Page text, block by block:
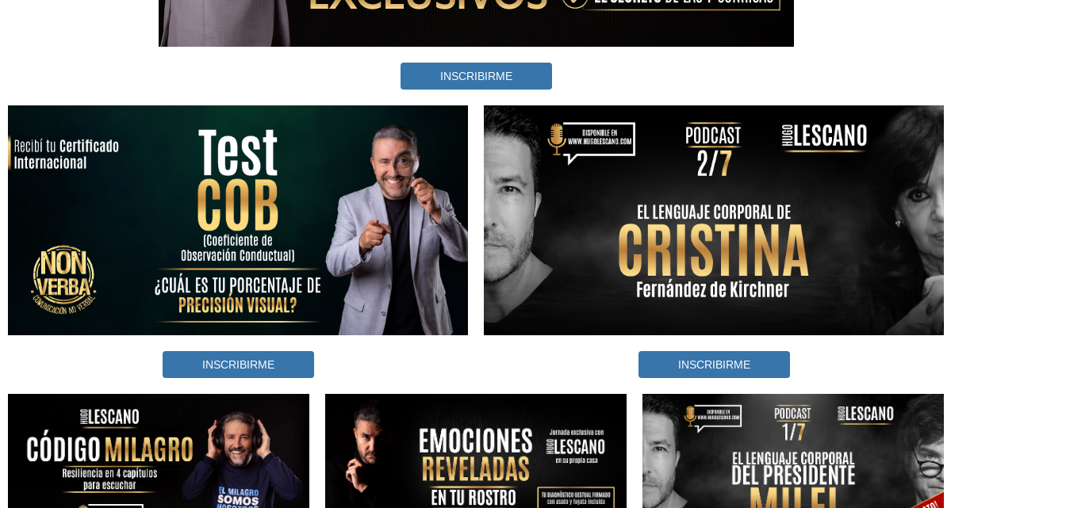
INSCRIBIRME
INSCRIBIRME INSCRIBIRME